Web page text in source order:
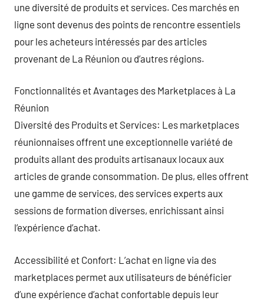
une diversité de produits et services. Ces marchés en
ligne sont devenus des points de rencontre essentiels
pour les acheteurs intéressés par des articles
provenant de La Réunion ou d’autres régions.
Fonctionnalités et Avantages des Marketplaces à La
Réunion
Diversité des Produits et Services: Les marketplaces
réunionnaises offrent une exceptionnelle variété de
produits allant des produits artisanaux locaux aux
articles de grande consommation. De plus, elles offrent
une gamme de services, des services experts aux
sessions de formation diverses, enrichissant ainsi
l’expérience d’achat.
Accessibilité et Confort: L’achat en ligne via des
marketplaces permet aux utilisateurs de bénéficier
d’une expérience d’achat confortable depuis leur